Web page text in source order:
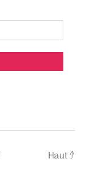
Haut↑